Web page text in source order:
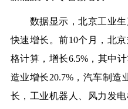
数据显示，北京工业生
快速增长。前10个月，北
格计算，增长6.5%，其中
造业增长20.7%，汽车制造
长，工业机器人、风力发